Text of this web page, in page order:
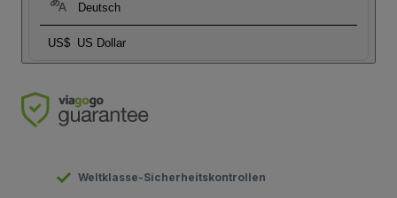
Deutsch
US$ US Dollar
Weltklasse-Sicherheitskontrollen